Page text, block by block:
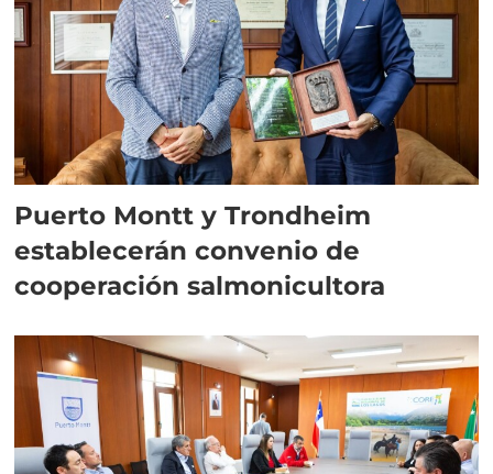
Puerto Montt y Trondheim
establecerán convenio de
cooperación salmonicultora